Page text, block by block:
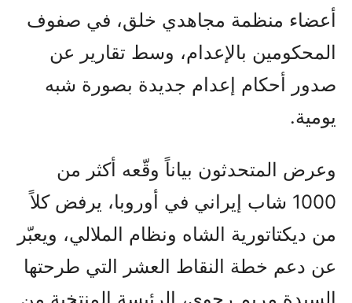
أعضاء منظمة مجاهدي خلق، في صفوف
المحكومين بالإعدام، وسط تقارير عن
صدور أحكام إعدام جديدة بصورة شبه
يومية.
وعرض المتحدثون بياناً وقّعه أكثر من
1000 شاب إيراني في أوروبا، يرفض كلاً
من ديكتاتورية الشاه ونظام الملالي، ويعبّر
عن دعم خطة النقاط العشر التي طرحتها